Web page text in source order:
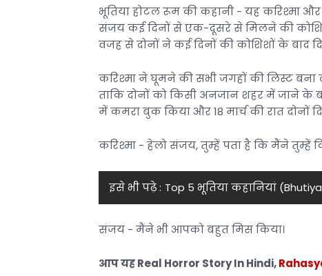
भूतिया होटल रूम की कहानी - यह करिश्मा
संजय कई दिनों से एक-दूसरे से मिलने की
वजह से दोनों ने कई दिनों की कोशिशों के बाद
करिश्मा ने घूमने की सभी जगहों की लिस्ट
ताकि दोनों को किसी अनजान शहर में जाने के
में कमरा बुक किया और 18 मार्च की रात दोनों
करिश्मा - हेलो संजय, तुम्हें पता है कि मैंने तुम्हें
इसे भी पढ़े : Top 5 भूतिया कहानियां
संजय - मैंने भी आपको बहुत मिस किया।
आप यह Real Horror Story In Hindi,